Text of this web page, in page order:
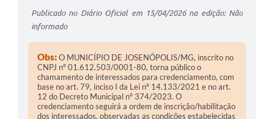
Publicado no Diário Oficial em 15/04/2026 na edição: Não
informado
Obs:O MUNICÍPIO DE JOSENÓPOLIS/MG, inscrito no
CNPJ nº 01.612.503/0001-80, torna público o
chamamento de interessados para credenciamento, com
base no art. 79, inciso I da Lei nº 14.133/2021 e no art.
12 do Decreto Municipal nº 374/2023. O
credenciamento seguirá a ordem de inscrição/habilitação
dos interessados, observadas as condições estabelecidas